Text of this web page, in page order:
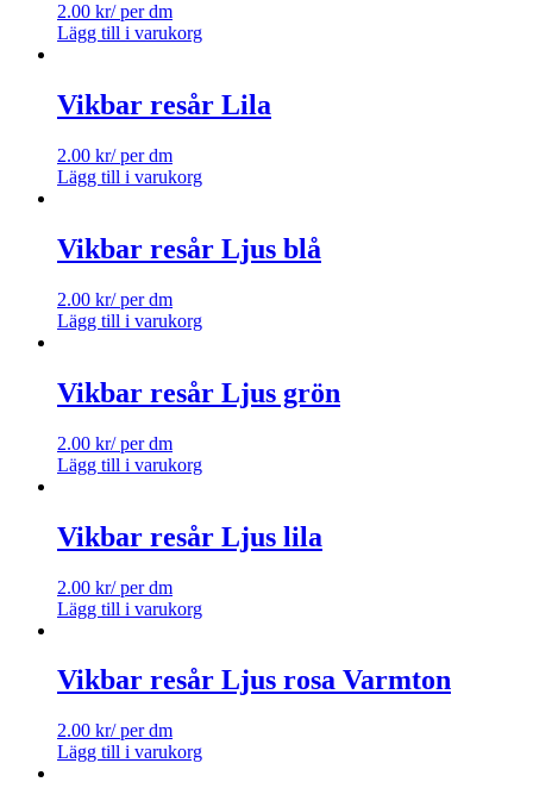
2.00 kr/ per dm
Lägg till i varukorg
Vikbar resår Lila
2.00 kr/ per dm
Lägg till i varukorg
Vikbar resår Ljus blå
2.00 kr/ per dm
Lägg till i varukorg
Vikbar resår Ljus grön
2.00 kr/ per dm
Lägg till i varukorg
Vikbar resår Ljus lila
2.00 kr/ per dm
Lägg till i varukorg
Vikbar resår Ljus rosa Varmton
2.00 kr/ per dm
Lägg till i varukorg